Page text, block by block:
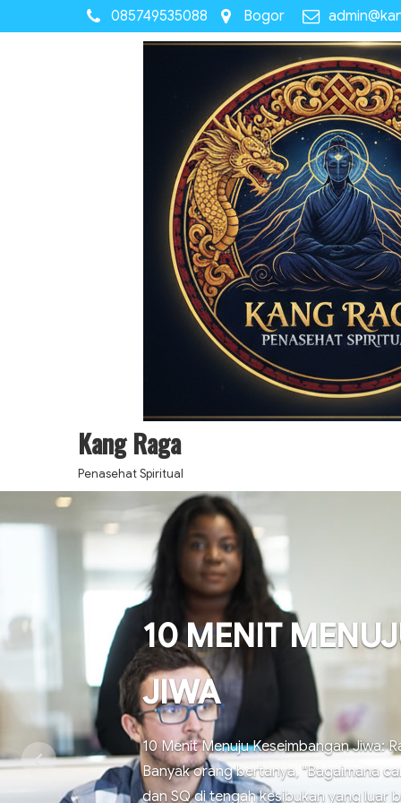
085749535088 Bogor
Kang Raga
Penasehat Spiritual
10 MENIT
JIWA
10 Menit Menuju Keseimbangan Jiwa:
Banyak orang bertanya, "Bagaimana
dan SQ di tengah kesibukan yang luar